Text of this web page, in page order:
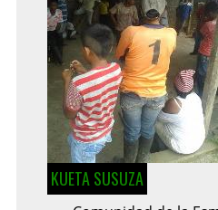
KUETA SUSUZA